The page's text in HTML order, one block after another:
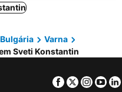
Bulgária
Varna
Sveti Konstantin
Facebook
Twitter